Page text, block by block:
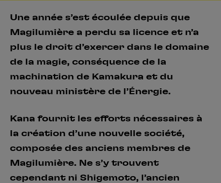
Une année s’est écoulée depuis que
Magilumière a perdu sa licence et n’a
plus le droit d’exercer dans le domaine
de la magie, conséquence de la
machination de Kamakura et du
nouveau ministère de l’Énergie.
Kana fournit les efforts nécessaires à
la création d’une nouvelle société,
composée des anciens membres de
Magilumière. Ne s’y trouvent
cependant ni Shigemoto, l’ancien